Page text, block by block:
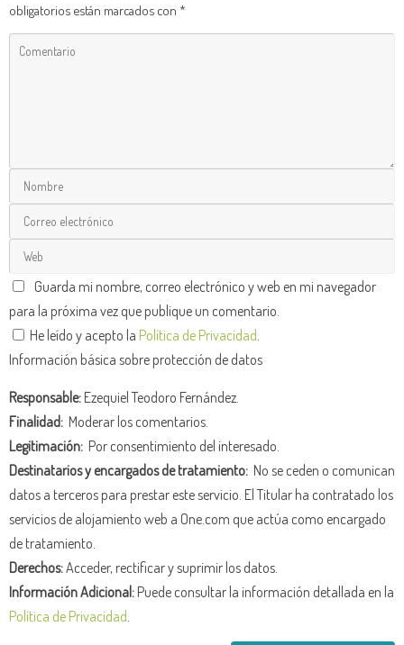
obligatorios están marcados con *
Guarda mi nombre, correo electrónico y web en mi navegador
para la próxima vez que publique un comentario.
He leído y acepto la Política de Privacidad.
Información básica sobre protección de datos
Responsable:Ezequiel Teodoro Fernández.
Finalidad: Moderar los comentarios.
Legitimación: Por consentimiento del interesado.
Destinatarios y encargados de tratamiento: No se ceden o comunican
datos a terceros para prestar este servicio. El Titular ha contratado los
servicios de alojamiento web a One.com que actúa como encargado
de tratamiento.
Derechos:Acceder, rectificar y suprimir los datos.
Información Adicional:Puede consultar la información detallada en la
Política de Privacidad.